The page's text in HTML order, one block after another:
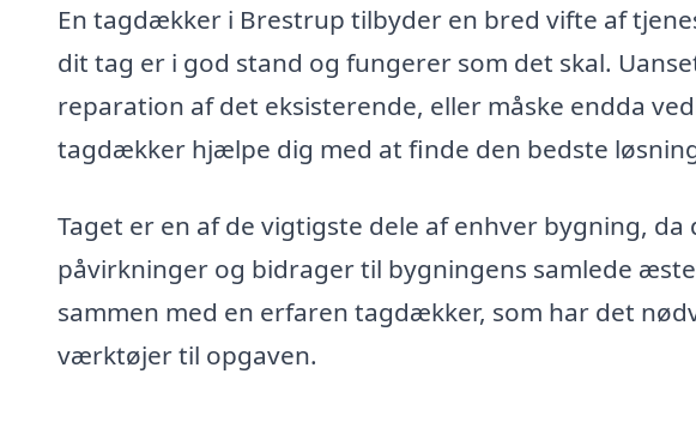
En tagdækker i Brestrup tilbyder en bred vifte af
dit tag er i god stand og fungerer som det skal.
reparation af det eksisterende, eller måske endda
tagdækker hjælpe dig med at finde den bedste
Taget er en af de vigtigste dele af enhver bygning,
påvirkninger og bidrager til bygningens samlede
sammen med en erfaren tagdækker, som har det
værktøjer til opgaven.